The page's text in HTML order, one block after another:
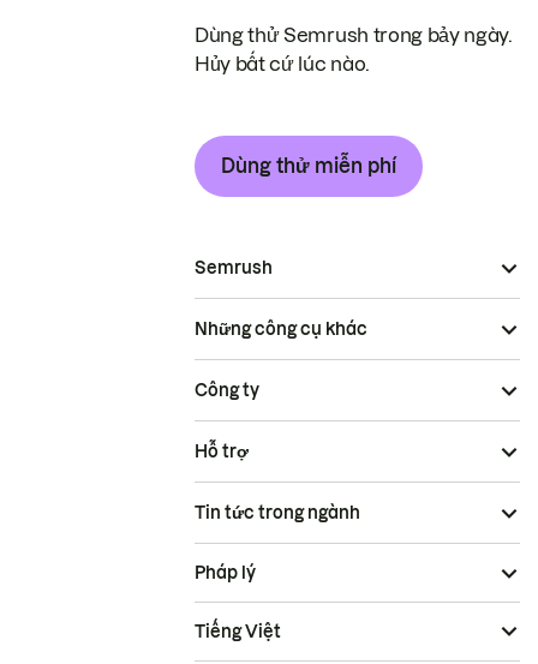
Dùng thử Semrush trong bảy ngày.
Hủy bất cứ lúc nào.
Dùng thử miễn phí
Semrush
Những công cụ khác
Công ty
Hỗ trợ
Tin tức trong ngành
Pháp lý
Tiếng Việt